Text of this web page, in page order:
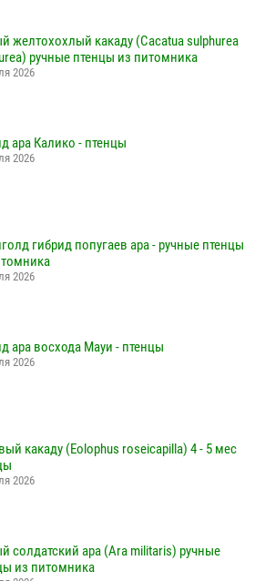
желтохохлый какаду (Cacatua sulphurea
ручные птенцы из питомника
2026
ара Калико - птенцы
2026
гибрид попугаев ара - ручные птенцы
2026
ара восхода Мауи - птенцы
2026
какаду (Eolophus roseicapilla) 4 - 5 мес
2026
солдатский ара (Ara militaris) ручные
из питомника